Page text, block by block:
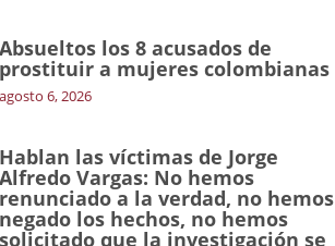
Absueltos los 8 acusados de
prostituir a mujeres colombianas
agosto 6, 2026
Hablan las víctimas de Jorge
Alfredo Vargas: No hemos
renunciado a la verdad, no hemos
negado los hechos, no hemos
solicitado que la investigación se